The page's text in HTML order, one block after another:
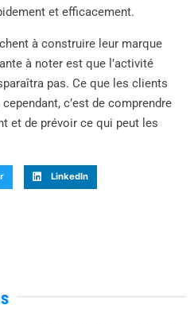
et efficacement.
à construire leur marque
à noter est que l’activité
pas. Ce que les clients
c’est de comprendre
et de prévoir ce qui peut les
LinkedIn